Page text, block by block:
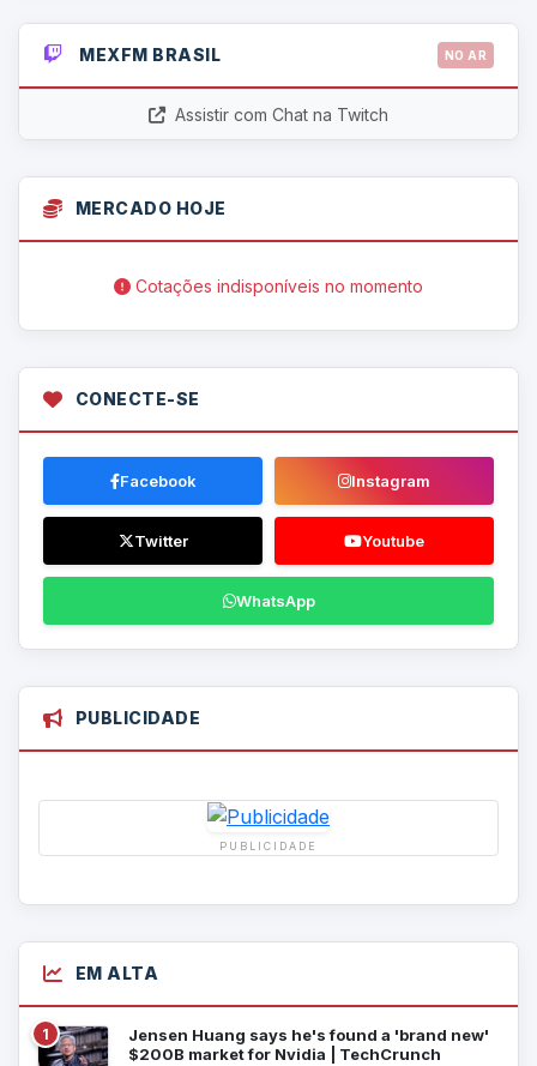
MEXFM BRASIL NO AR
Assistir com Chat na Twitch
MERCADO HOJE
Cotações indisponíveis no momento
CONECTE-SE
Facebook Instagram
Twitter Youtube
WhatsApp
PUBLICIDADE
PUBLICIDADE
EM ALTA
1
Jensen Huang says he's found a 'brand new'
$200B market for Nvidia | TechCrunch